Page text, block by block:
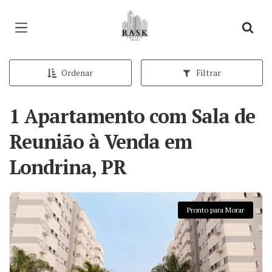
Página inicial
Ordenar Filtrar
1 Apartamento com Sala de
Reunião à Venda em
Londrina, PR
Pronto para Morar